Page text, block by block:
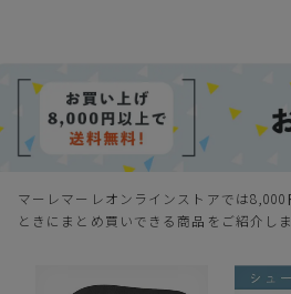
マーレマーレオンラインストアでは
ときにまとめ買いできる商品をご紹介し